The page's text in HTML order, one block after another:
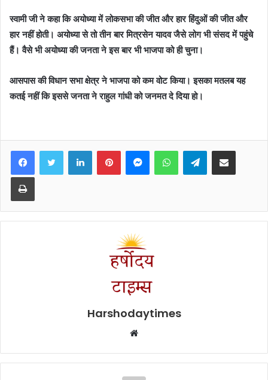
स्वामी जी ने कहा कि अयोध्या में लोकसभा की जीत और हार हिंदुओं की जीत और
हार नहीं होती। अयोध्या से तो तीन बार मित्रसेन यादव जैसे लोग भी संसद में पहुंचे
हैं। वैसे भी अयोध्या की जनता ने इस बार भी भाजपा को ही चुना।
आसपास की विधान सभा क्षेत्र ने भाजपा को कम वोट किया। इसका मतलब यह
कतई नहीं कि इससे जनता ने राहुल गांधी को जनमत दे दिया हो।
FacebookTwitter LinkedInPinterestMessengerWhatsAppTelegramShare via Email
Print
Harshodaytimes
Website